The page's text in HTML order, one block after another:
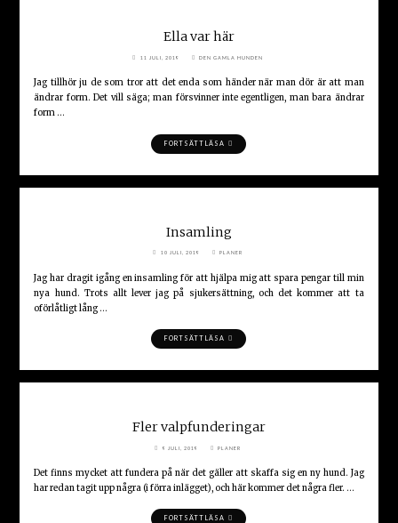
Ella var här
11 JULI, 2019 DEN GAMLA HUNDEN
Jag tillhör ju de som tror att det enda som händer när man dör är att man
ändrar form. Det vill säga; man försvinner inte egentligen, man bara ändrar
form …
FORTSÄTT LÄSA "ELLA
VAR
Insamling
10 JULI, 2019 PLANER
Jag har dragit igång en insamling för att hjälpa mig att spara pengar till min
nya hund. Trots allt lever jag på sjukersättning, och det kommer att ta
oförlåtligt lång …
FORTSÄTT LÄSA"INSAMLING"
Fler valpfunderingar
9 JULI, 2019 PLANER
Det finns mycket att fundera på när det gäller att skaffa sig en ny hund. Jag
har redan tagit upp några (i förra inlägget), och här kommer det några fler. …
FORTSÄTT LÄSA"FLER